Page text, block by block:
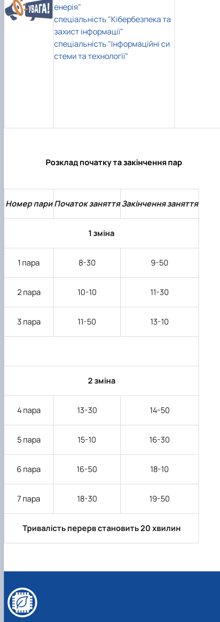
енерія"
спеціальність "Кібербезпека та
захист інформації"
спеціальність "Інформаційні си
стеми та технології"
Розклад початку та закінчення пар
Номер пари Початок заняттяЗакінчення заняття
1 зміна
1 пара 8-30 9-50
2 пара 10-10 11-30
3 пара 11-50 13-10
2 зміна
4 пара 13-30 14-50
5 пара 15-10 16-30
6 пара 16-50 18-10
7 пара 18-30 19-50
Тривалість перерв становить 20 хвилин